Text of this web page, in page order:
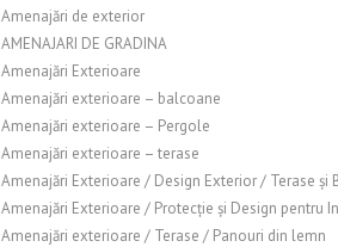
Amenajări de exterior
AMENAJARI DE GRADINA
Amenajări Exterioare
Amenajări exterioare – balcoane
Amenajări exterioare – Pergole
Amenajări exterioare – terase
Amenajări Exterioare / Design Exterior / Terase și
Amenajări Exterioare / Protecție și Design pentru
Amenajări exterioare / Terase / Panouri din lemn